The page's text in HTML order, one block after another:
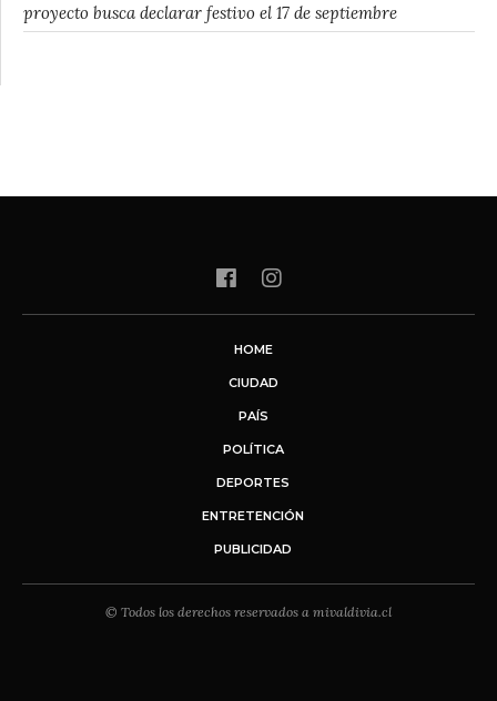
proyecto busca declarar festivo el 17 de septiembre
HOME
CIUDAD
PAÍS
POLÍTICA
DEPORTES
ENTRETENCIÓN
PUBLICIDAD
© Todos los derechos reservados a mivaldivia.cl